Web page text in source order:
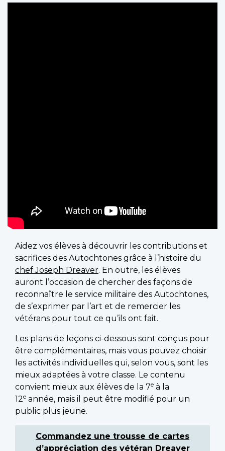
Aidez vos élèves à découvrir les contributions et
sacrifices des Autochtones grâce à l’histoire du
chef Joseph Dreaver. En outre, les élèves
auront l’occasion de chercher des façons de
reconnaître le service militaire des Autochtones,
de s’exprimer par l’art et de remercier les
vétérans pour tout ce qu’ils ont fait.
Les plans de leçons ci-dessous sont conçus pour
être complémentaires, mais vous pouvez choisir
les activités individuelles qui, selon vous, sont les
mieux adaptées à votre classe. Le contenu
convient mieux aux élèves de la 7e à la
12e année, mais il peut être modifié pour un
public plus jeune.
Commandez une trousse de cartes
d’appréciation des vétéran Dreaver